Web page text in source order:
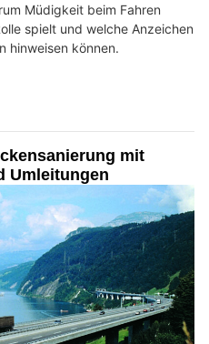
Müdigkeit beim Fahren
spielt und welche Anzeichen
hinweisen können.
mit
Umleitungen